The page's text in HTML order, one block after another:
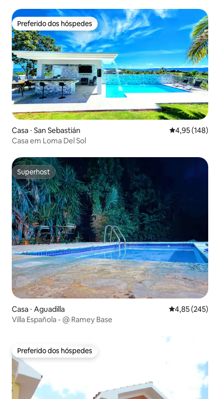
Preferido dos hóspedes
Preferido dos hóspedes
Casa ⋅ San Sebastián 4,95 de uma
4,95 (148)
Casa em Loma Del Sol
Superhost
Superhost
Casa ⋅ Aguadilla 4,85 de uma
4,85 (245)
Villa Española - @ Ramey Base
Preferido dos hóspedes
Preferido dos hóspedes